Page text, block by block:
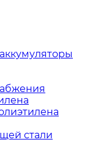
стали